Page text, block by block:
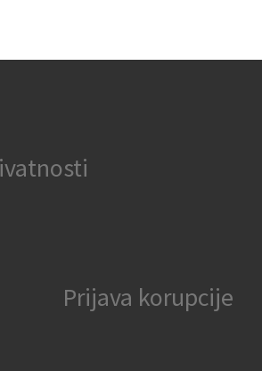
Prijava korupcije